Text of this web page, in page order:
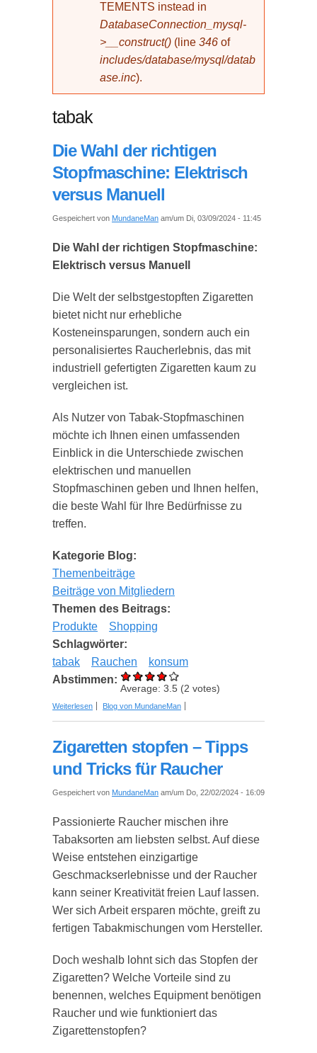
TEMENTS instead in
DatabaseConnection_mysql-
>__construct() (line 346 of
includes/database/mysql/datab
ase.inc).
tabak
Die Wahl der richtigen
Stopfmaschine: Elektrisch
versus Manuell
Gespeichert von MundaneMan am/um Di, 03/09/2024 - 11:45
Die Wahl der richtigen Stopfmaschine:
Elektrisch versus Manuell
Die Welt der selbstgestopften Zigaretten
bietet nicht nur erhebliche
Kosteneinsparungen, sondern auch ein
personalisiertes Raucherlebnis, das mit
industriell gefertigten Zigaretten kaum zu
vergleichen ist.
Als Nutzer von Tabak-Stopfmaschinen
möchte ich Ihnen einen umfassenden
Einblick in die Unterschiede zwischen
elektrischen und manuellen
Stopfmaschinen geben und Ihnen helfen,
die beste Wahl für Ihre Bedürfnisse zu
treffen.
Kategorie Blog:
Themenbeiträge
Beiträge von Mitgliedern
Themen des Beitrags:
Produkte
Shopping
Schlagwörter:
tabak
Rauchen
konsum
Abstimmen:
Average: 3.5 (2 votes)
Weiterlesen über Die Wahl der richtigen Stopfmaschine:
Blog von MundaneMan
Zigaretten stopfen – Tipps
und Tricks für Raucher
Gespeichert von MundaneMan am/um Do, 22/02/2024 - 16:09
Passionierte Raucher mischen ihre
Tabaksorten am liebsten selbst. Auf diese
Weise entstehen einzigartige
Geschmackserlebnisse und der Raucher
kann seiner Kreativität freien Lauf lassen.
Wer sich Arbeit ersparen möchte, greift zu
fertigen Tabakmischungen vom Hersteller.
Doch weshalb lohnt sich das Stopfen der
Zigaretten? Welche Vorteile sind zu
benennen, welches Equipment benötigen
Raucher und wie funktioniert das
Zigarettenstopfen?